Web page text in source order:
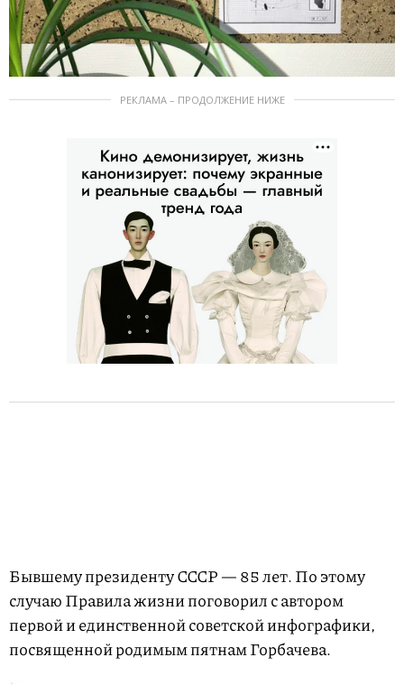
РЕКЛАМА – ПРОДОЛЖЕНИЕ НИЖЕ
Бывшему президенту СССР — 85 лет. По этому
случаю Правила жизни поговорил с автором
первой и единственной советской инфографики,
посвященной родимым пятнам Горбачева.